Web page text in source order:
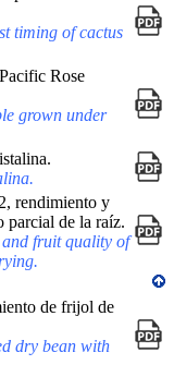
timing of cactus
Rose
grown under
rendimiento y
parcial de la raíz.
fruit quality of
de frijol de
dry bean with